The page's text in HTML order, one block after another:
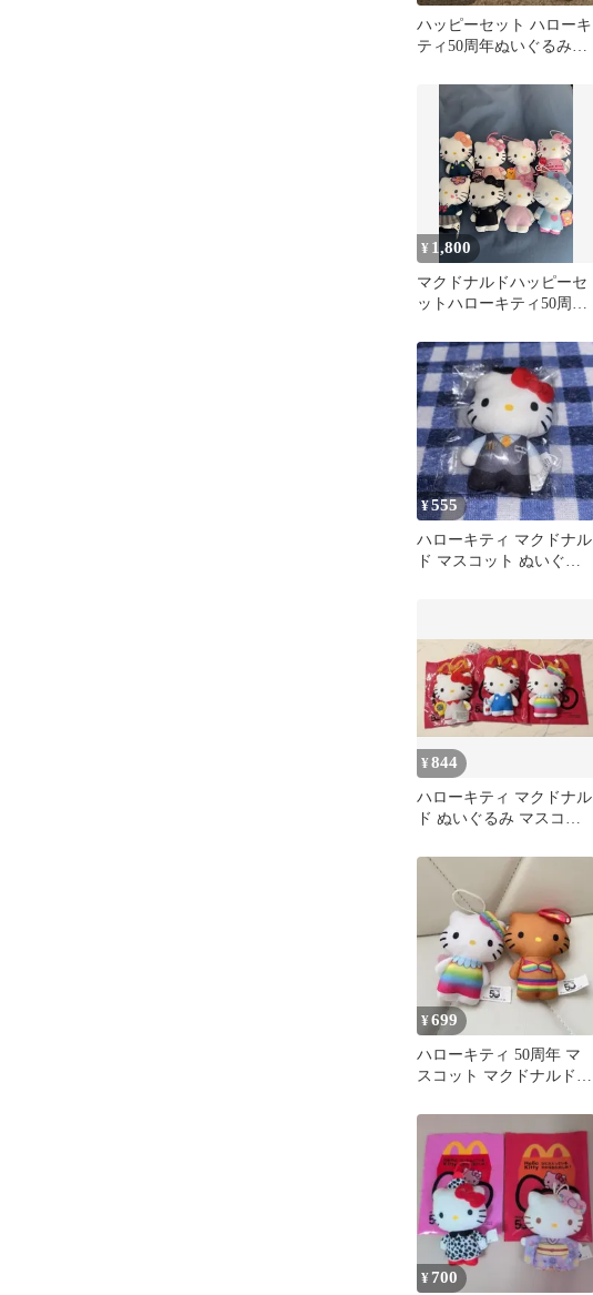
ハッピーセット ハローキ
ティ50周年ぬいぐるみマ
¥ 1,800
マクドナルドハッピーセ
ットハローキティ50周年
点セット
¥555
ハローキティ マクドナル
ド マスコット ぬいぐる
¥844
ハローキティ マクドナル
ド ぬいぐるみ マスコッ
¥699
ハローキティ 50周年 マ
スコット マクドナルド
リー
¥ 700